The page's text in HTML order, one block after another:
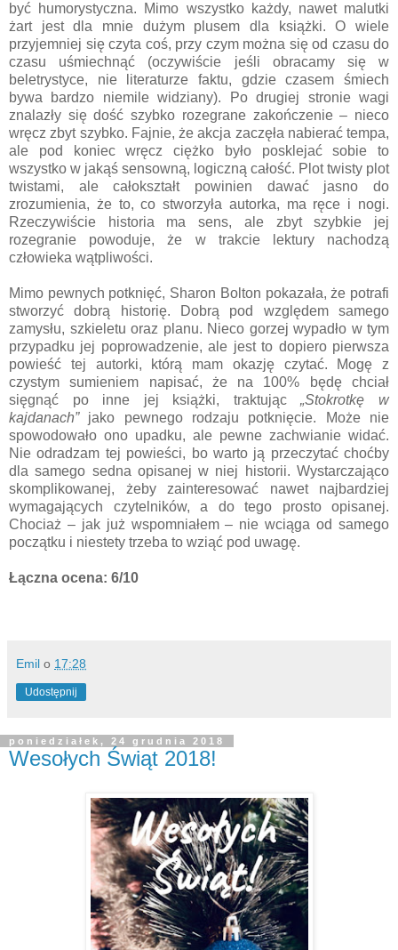
być humorystyczna. Mimo wszystko każdy, nawet malutki
żart jest dla mnie dużym plusem dla książki. O wiele
przyjemniej się czyta coś, przy czym można się od czasu do
czasu uśmiechnąć (oczywiście jeśli obracamy się w
beletrystyce, nie literaturze faktu, gdzie czasem śmiech
bywa bardzo niemile widziany). Po drugiej stronie wagi
znalazły się dość szybko rozegrane zakończenie – nieco
wręcz zbyt szybko. Fajnie, że akcja zaczęła nabierać tempa,
ale pod koniec wręcz ciężko było posklejać sobie to
wszystko w jakąś sensowną, logiczną całość. Plot twisty plot
twistami, ale całokształt powinien dawać jasno do
zrozumienia, że to, co stworzyła autorka, ma ręce i nogi.
Rzeczywiście historia ma sens, ale zbyt szybkie jej
rozegranie powoduje, że w trakcie lektury nachodzą
człowieka wątpliwości.
Mimo pewnych potknięć, Sharon Bolton pokazała, że potrafi
stworzyć dobrą historię. Dobrą pod względem samego
zamysłu, szkieletu oraz planu. Nieco gorzej wypadło w tym
przypadku jej poprowadzenie, ale jest to dopiero pierwsza
powieść tej autorki, którą mam okazję czytać. Mogę z
czystym sumieniem napisać, że na 100% będę chciał
sięgnąć po inne jej książki, traktując„Stokrotkę w
kajdanach”jako pewnego rodzaju potknięcie. Może nie
spowodowało ono upadku, ale pewne zachwianie widać.
Nie odradzam tej powieści, bo warto ją przeczytać choćby
dla samego sedna opisanej w niej historii. Wystarczająco
skomplikowanej, żeby zainteresować nawet najbardziej
wymagających czytelników, a do tego prosto opisanej.
Chociaż – jak już wspomniałem – nie wciąga od samego
początku i niestety trzeba to wziąć pod uwagę.
Łączna ocena: 6/10
Emil o 17:28
Udostępnij
poniedziałek, 24 grudnia 2018
Wesołych Świąt 2018!